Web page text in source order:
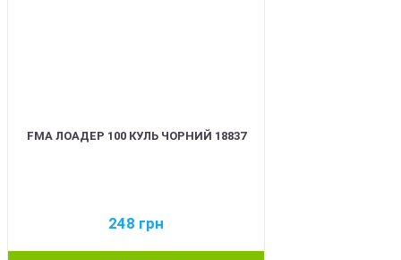
FMA ЛОАДЕР 100 КУЛЬ ЧОРНИЙ 18837
248 грн